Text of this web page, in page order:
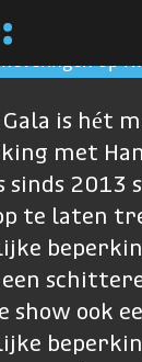
op
is hét
met
sinds 2013
te laten
show ook